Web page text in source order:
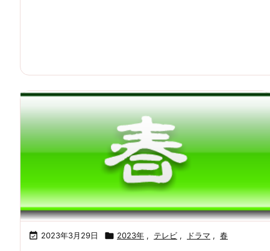
 2023年3月29日  2023年 , テレビ , ドラマ , 春